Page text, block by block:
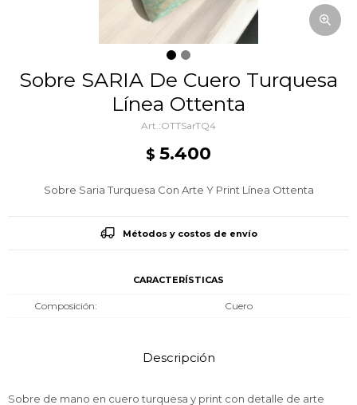
Sobre SARIA De Cuero Turquesa
Línea Ottenta
OTTSarTQ4
$ 5.400
Sobre Saria Turquesa Con Arte Y Print Línea Ottenta
Métodos y costos de envío
CARACTERÍSTICAS
Composición Cuero
Descripción
Sobre de mano en cuero turquesa y print con detalle de arte